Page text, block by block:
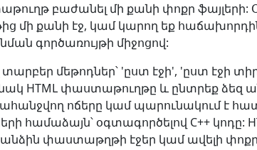
բաժանել մի քանի փոքր
մի քանի էջ, կամ կարող եք հաճախորդին
գործառույթի միջոցով:
մեթոդներ՝ 'ըստ էջի', 'ըստ էջի
HTML փաստաթուղթը և ընտրեք ձեզ
ոճերը կամ պարունակում է
համաձայն՝ օգտագործելով C++
փաստաթղթի էջեր կամ ավելի փոքր